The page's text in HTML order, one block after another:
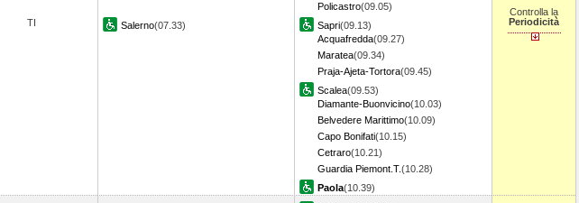
TI Salerno(07.33)
Policastro(09.05)
Sapri(09.13)
Acquafredda(09.27)
Maratea(09.34)
Praja-Ajeta-Tortora(09.45)
Scalea(09.53)
Diamante-Buonvicino(10.03)
Belvedere Marittimo(10.09)
Capo Bonifati(10.15)
Cetraro(10.21)
Guardia Piemont.T.(10.28)
Paola(10.39)
Controlla la
Periodicità